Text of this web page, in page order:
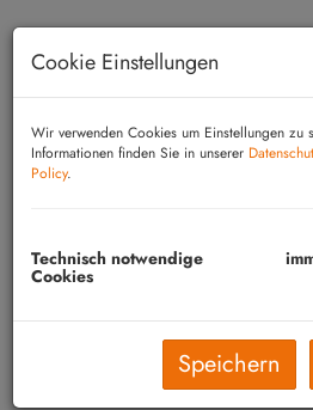
Cookie Einstellungen
Wir verwenden Cookies um Einstellungen zu
Informationen finden Sie in unserer
Policy.
Technisch notwendige
Cookies
Speichern